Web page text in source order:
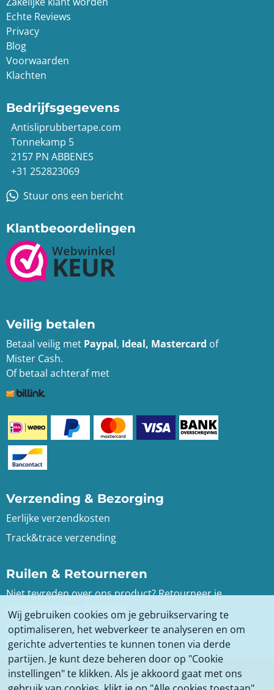
Echte Reviews
Privacy
Blog
Voorwaarden
Klachten
Bedrijfsgegevens
Antisliprubbertape.com
Tonnekamp 5
2157 PN ABBENES
+31 252823069
Stuur ons een bericht
Klantbeoordelingen
Veilig betalen
Betaal veilig met Paypal, Ideal, Mastercard of
Mister Cash.
Of betaal achteraf met
Verzending & Bezorging
Eerlijke verzendkosten
Track&trace verzending
Ruilen & Retourneren
Niet tevreden over ons product? Retourneer je
aankoop binnen 90 dagen.
Onze webshop is met SSL 100% beveiligd
KvK: 69189390 - Btw: NL857774566B01
De waardering van www.antisliprubbertape.com bij
Wij gebruiken cookies om je gebruikservaring te
optimaliseren, het webverkeer te analyseren en om
gerichte advertenties te kunnen tonen via derde
partijen. Je kunt deze beheren door op "Cookie
instellingen" te klikken. Als je akkoord gaat met ons